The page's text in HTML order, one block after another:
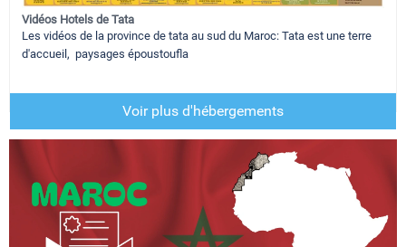
Vidéos Hotels de Tata
Les vidéos de la province de tata au sud du Maroc: Tata est une terre
d'accueil, paysages époustoufla
Voir plus d'hébergements